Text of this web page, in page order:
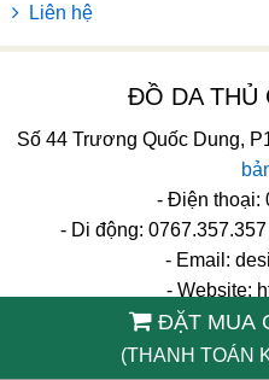
ĐẶT MUA
(THANH TOÁN
Liên hệ
ĐỒ DA THỦ
Số 44 Trương Quốc Dung,
- Điện thoại:
- Di động:
- Email:
- Website: